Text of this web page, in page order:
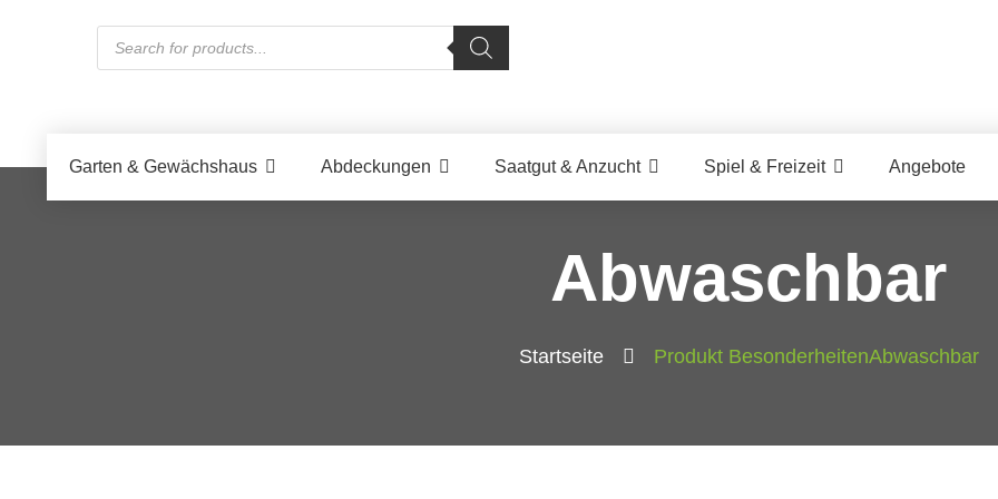
Products
Garten & Gewächshaus Abdeckungen Saatgut & Anzucht Spiel & Freizeit Angebote
Abwaschbar
Startseite Produkt BesonderheitenAbwaschbar